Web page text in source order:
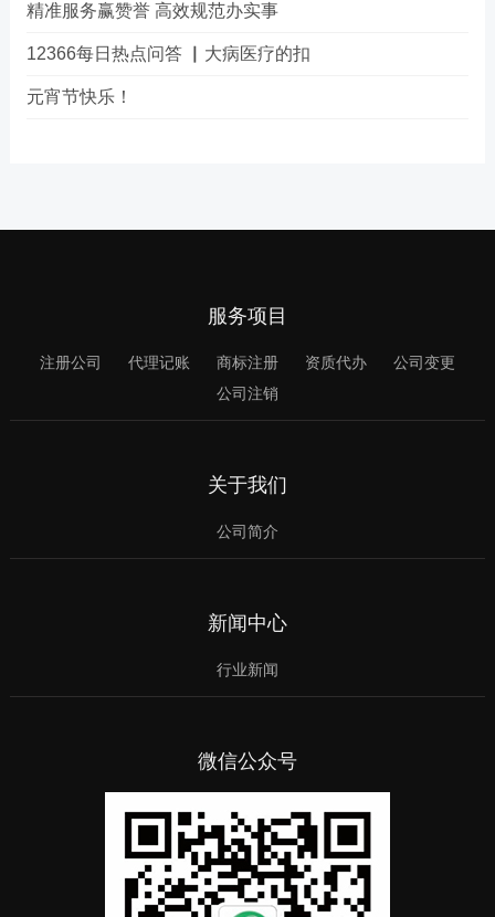
精准服务赢赞誉 高效规范办实事
12366每日热点问答 ▏大病医疗的扣
元宵节快乐！
服务项目
注册公司 代理记账 商标注册 资质代办
公司变更
公司注销
关于我们
公司简介
新闻中心
行业新闻
微信公众号